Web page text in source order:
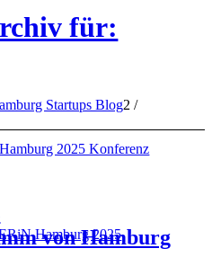
2025 Konferenz
Hamburg 2025
für:
Startups Blog2 /
von Hamburg